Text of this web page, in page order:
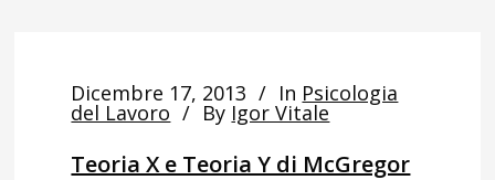
Dicembre 17, 2013 In Psicologia
del Lavoro By Igor Vitale
Teoria X e Teoria Y di McGregor